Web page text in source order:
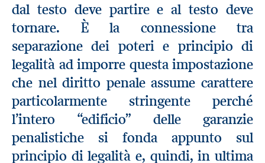
dal testo deve partire e al testo deve
tornare. È la connessione tra
separazione dei poteri e principio di
legalità ad imporre questa impostazione
che nel diritto penale assume carattere
particolarmente stringente perché
l’intero “edificio” delle garanzie
penalistiche si fonda appunto sul
principio di legalità e, quindi, in ultima